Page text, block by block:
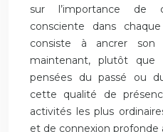
sur l’importance de
consciente dans
consiste à ancrer
maintenant, plutôt
pensées du passé ou
cette qualité de
activités les plus
et de connexion profonde